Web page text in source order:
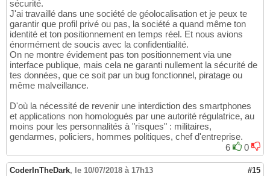
sécurité.
J'ai travaillé dans une société de géolocalisation et je peux te
garantir que profil privé ou pas, la société a quand même ton
identité et ton positionnement en temps réel. Et nous avions
énormément de soucis avec la confidentialité.
On ne montre évidement pas ton positionnement via une
interface publique, mais cela ne garanti nullement la sécurité de
tes données, que ce soit par un bug fonctionnel, piratage ou
même malveillance.
D'où la nécessité de revenir une interdiction des smartphones
et applications non homologués par une autorité régulatrice, au
moins pour les personnalités à "risques" : militaires,
gendarmes, policiers, hommes politiques, chef d'entreprise.
6
0
CoderInTheDark, le 10/07/2018 à 17h13 #15